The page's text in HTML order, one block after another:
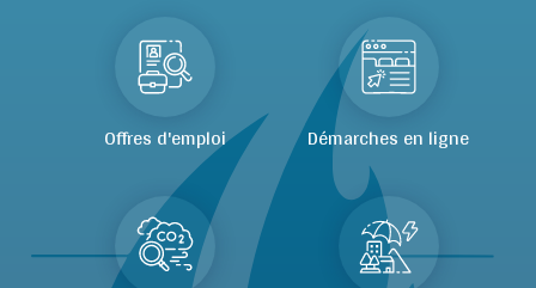
Offres d'emploi Démarches en ligne